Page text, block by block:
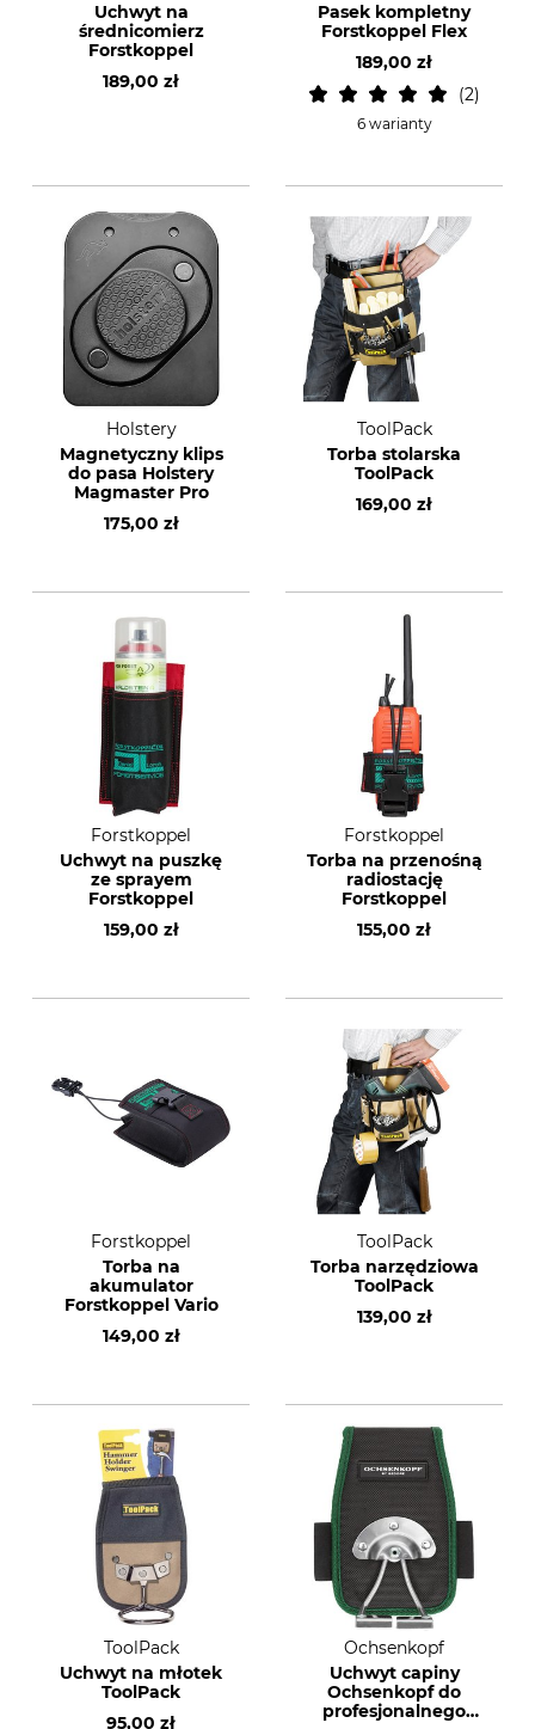
Uchwyt na
średnicomierz
Forstkoppel
189,00 zł
Pasek kompletny
Forstkoppel Flex
189,00 zł
2
6 warianty
Holstery
Magnetyczny klips
do pasa Holstery
Magmaster Pro
175,00 zł
ToolPack
Torba stolarska
ToolPack
169,00 zł
Forstkoppel
Uchwyt na puszkę
ze sprayem
Forstkoppel
159,00 zł
Forstkoppel
Torba na przenośną
radiostację
Forstkoppel
155,00 zł
Forstkoppel
Torba na
akumulator
Forstkoppel Vario
149,00 zł
ToolPack
Torba narzędziowa
ToolPack
139,00 zł
ToolPack
Uchwyt na młotek
ToolPack
95,00 zł
Ochsenkopf
Uchwyt capiny
Ochsenkopf do
profesjonalnego